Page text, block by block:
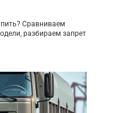
Сравниваем
разбираем запрет